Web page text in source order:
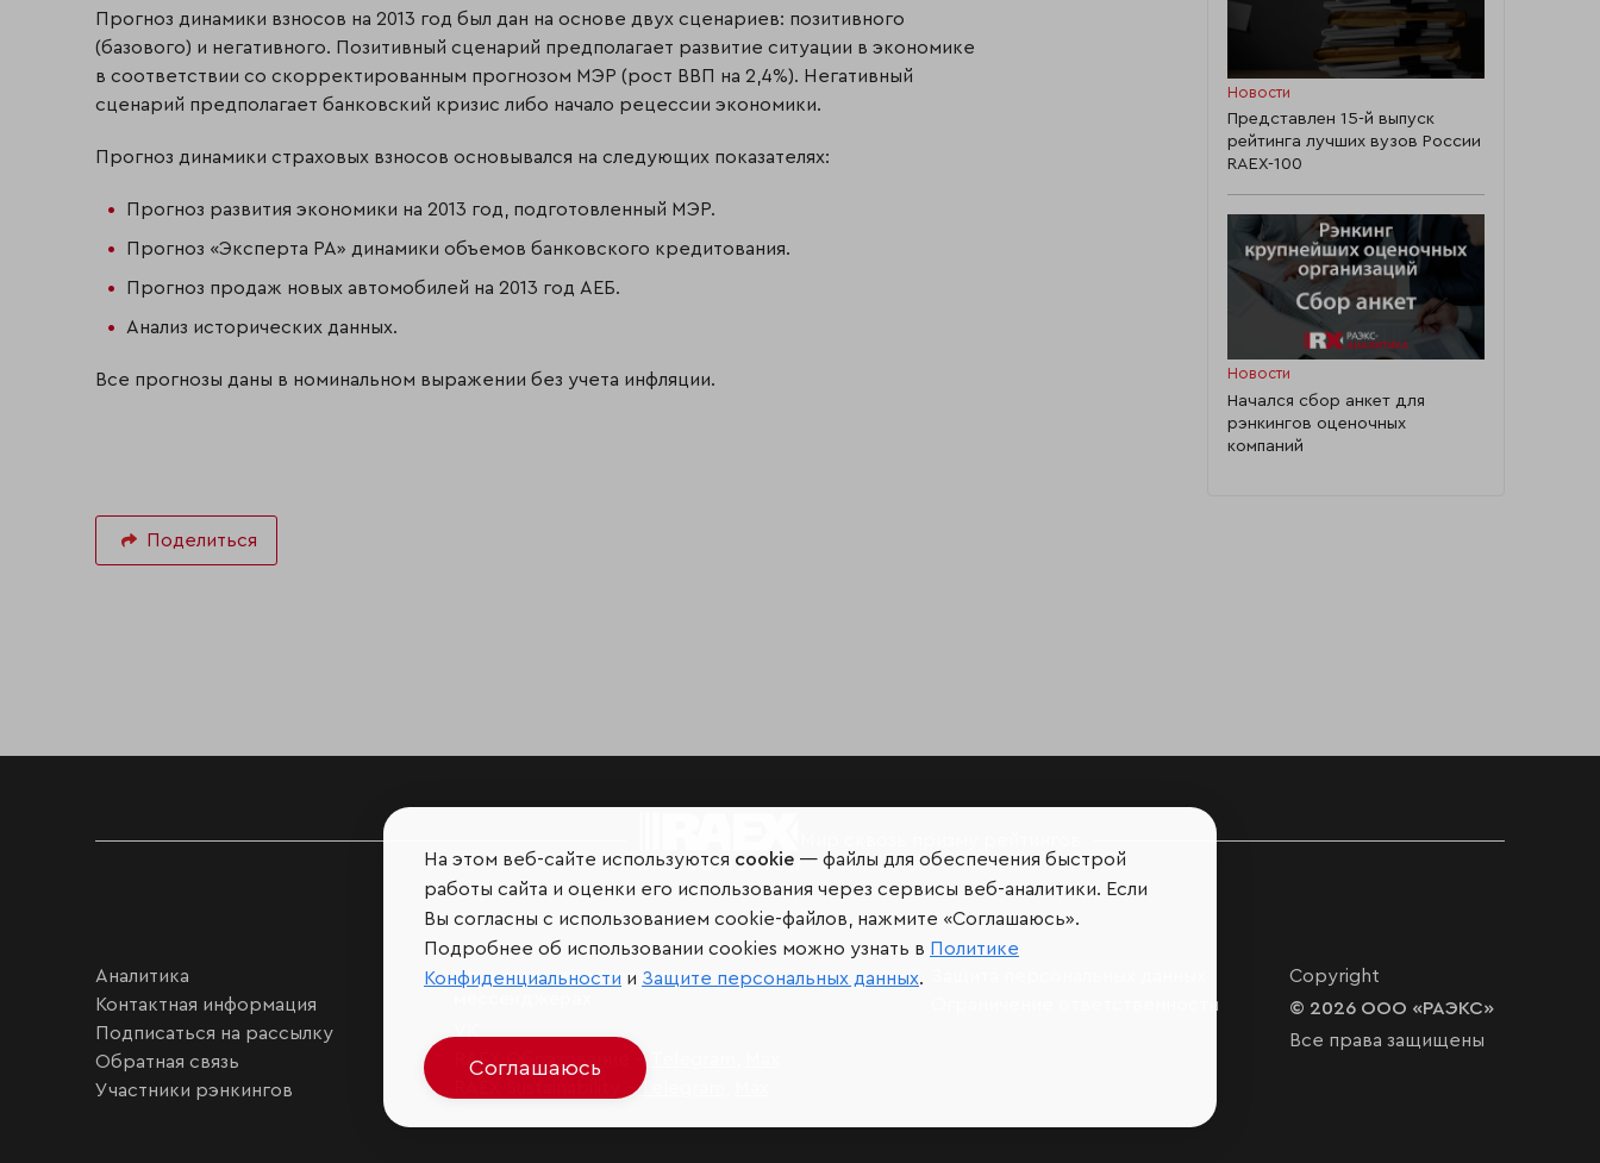
Прогноз динамики взносов на 2013 год был дан на основе двух сценариев: позитивного
(базового) и негативного. Позитивный сценарий предполагает развитие ситуации в экономике
в соответствии со скорректированным прогнозом МЭР (рост ВВП на 2,4%). Негативный
сценарий предполагает банковский кризис либо начало рецессии экономики.
Прогноз динамики страховых взносов основывался на следующих показателях:
Прогноз развития экономики на 2013 год, подготовленный МЭР.
Прогноз «Эксперта РА» динамики объемов банковского кредитования.
Прогноз продаж новых автомобилей на 2013 год АЕБ.
Анализ исторических данных.
Все прогнозы даны в номинальном выражении без учета инфляции.
Новости
Представлен 15-й выпуск
рейтинга лучших вузов России
RAEX-100
Новости
Начался сбор анкет для
рэнкингов оценочных
компаний
Поделиться
Аналитика
Контактная информация
Подписаться на рассылку
Обратная связь
Участники рэнкингов
Мы в социальных сетях и
RAEX Образование –
RAEX Sustainability –Telegram
Ограничение ответственности
Copyright
© 2026 ООО «РАЭКС»
Все права защищены
На этом веб-сайте используются cookie — файлы для обеспечения быстрой
работы сайта и оценки его использования через сервисы веб-аналитики. Если
Вы согласны с использованием cookie-файлов, нажмите «Соглашаюсь».
Подробнее об использовании cookies можно узнать в Политике
Конфиденциальности и Защите персональных данных.
Соглашаюсь